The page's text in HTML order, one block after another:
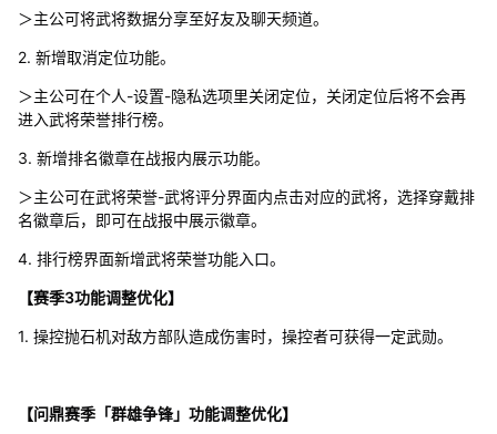
＞主公可将武将数据分享至好友及聊天频道。
2. 新增取消定位功能。
＞主公可在个人-设置-隐私选项里关闭定位，关闭定位后将不会再
进入武将荣誉排行榜。
3. 新增排名徽章在战报内展示功能。
＞主公可在武将荣誉-武将评分界面内点击对应的武将，选择穿戴排
名徽章后，即可在战报中展示徽章。
4. 排行榜界面新增武将荣誉功能入口。
【赛季3功能调整优化】
1. 操控抛石机对敌方部队造成伤害时，操控者可获得一定武勋。
【问鼎赛季「群雄争锋」功能调整优化】